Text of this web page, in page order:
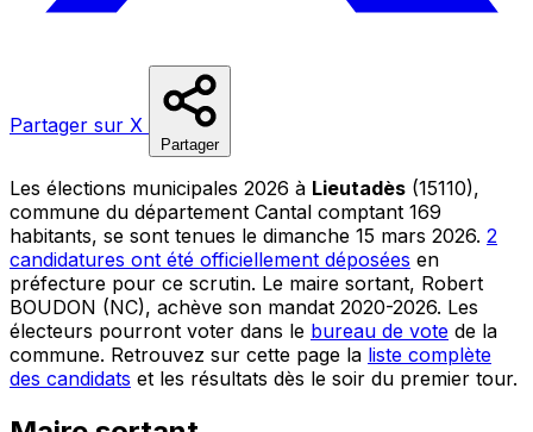
Partager sur X
Partager
Les élections municipales 2026 à Lieutadès (15110),
commune du département Cantal comptant 169
habitants, se sont tenues le dimanche 15 mars 2026. 2
candidatures ont été officiellement déposées en
préfecture pour ce scrutin. Le maire sortant, Robert
BOUDON (NC), achève son mandat 2020-2026. Les
électeurs pourront voter dans le bureau de vote de la
commune. Retrouvez sur cette page la liste complète
des candidats et les résultats dès le soir du premier tour.